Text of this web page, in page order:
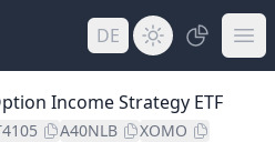
DE
Income Strategy ETF
A40NLB XOMO